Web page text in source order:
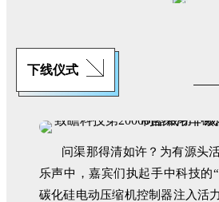
下线仪式
问渠那得清如许？为有源头
乐声中，嘉宾们执起手中科技的
碳化硅电动压缩机控制器注入活